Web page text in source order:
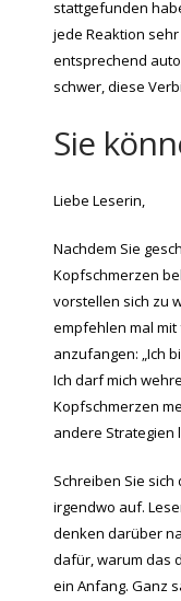
stattgefunden
jede Reaktion
entsprechend
schwer, diese
Sie
Liebe Leserin,
Nachdem Sie
Kopfschmerzen
vorstellen sich zu
empfehlen mal
anzufangen: „Ich
Ich darf mich
Kopfschmerzen
andere Strategien
Schreiben Sie
irgendwo auf.
denken darüber
dafür, warum das
ein Anfang. Ganz